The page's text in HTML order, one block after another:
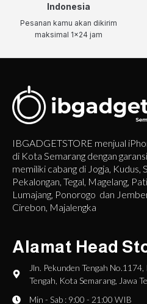
Indonesia
Pesanan kamu akan dikirim
maksimal 1x24 jam
IBGADGETSTORE menjual
di Kota Semarang dengan
memiliki cabang di Jogja,
Pekalongan, Tegal, Magelang,
Lumajang, Ponorogo dan
Cirebon, Majalengka
Alamat Head
Jln. Pekunden Tengah
Tengah, Kota Semarang, Jawa
Min - Sab : 9:00 - 21:00 WIB